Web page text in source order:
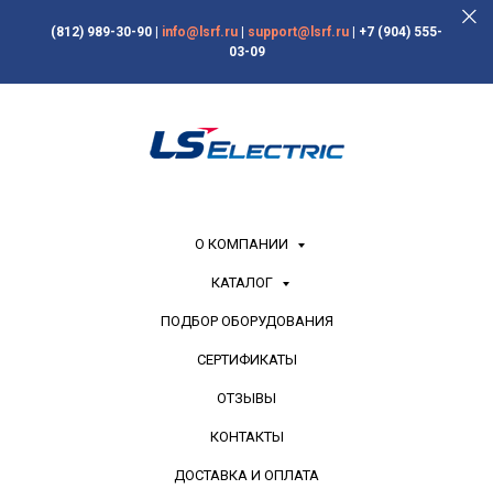
(812) 989-30-90 info@lsrf.ru support@lsrf.ru
+7 (904) 555-
03-09
О КОМПАНИИ
КАТАЛОГ
ПОДБОР ОБОРУДОВАНИЯ
СЕРТИФИКАТЫ
ОТЗЫВЫ
КОНТАКТЫ
ДОСТАВКА И ОПЛАТА